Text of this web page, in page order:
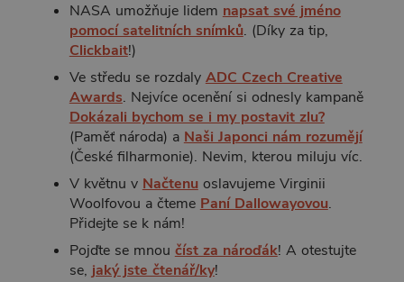
NASA umožňuje lidem napsat své jméno
pomocí satelitních snímků. (Díky za tip,
Clickbait!)
Ve středu se rozdaly ADC Czech Creative
Awards. Nejvíce ocenění si odnesly kampaně
Dokázali bychom se i my postavit zlu?
(Paměť národa) a Naši Japonci nám rozumějí
(České filharmonie). Nevim, kterou miluju víc.
V květnu v Načtenu oslavujeme Virginii
Woolfovou a čteme Paní Dallowayovou.
Přidejte se k nám!
Pojďte se mnou číst za nároďák! A otestujte
se, jaký jste čtenář/ky!